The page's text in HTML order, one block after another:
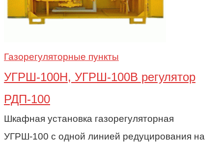
Газорегуляторные пункты
УГРШ-100Н, УГРШ-100В регулятор
РДП-100
Шкафная установка газорегуляторная
УГРШ-100 с одной линией редуцирования на